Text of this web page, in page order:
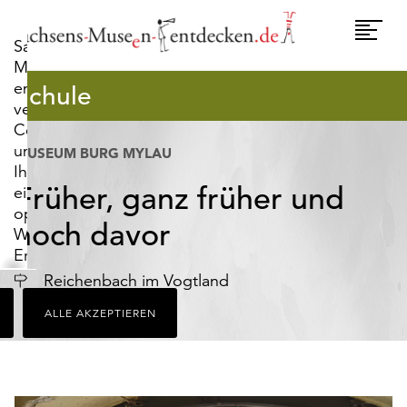
Sachsens-
Museen-
entdecken.de
verwendet
Cookies,
um
Ihnen
ein
optimales
Webseiten-
Erlebnis
zu
bieten.
Dazu
zählen
für
ALLE AKZEPTIEREN
Schule
MUSEUM BURG MYLAU
Früher, ganz früher und
noch davor
Ort Reichenbach im Vogtland